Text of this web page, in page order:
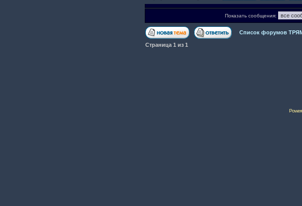
Показать сообщения:
Список форумов
Страница 1 из 1